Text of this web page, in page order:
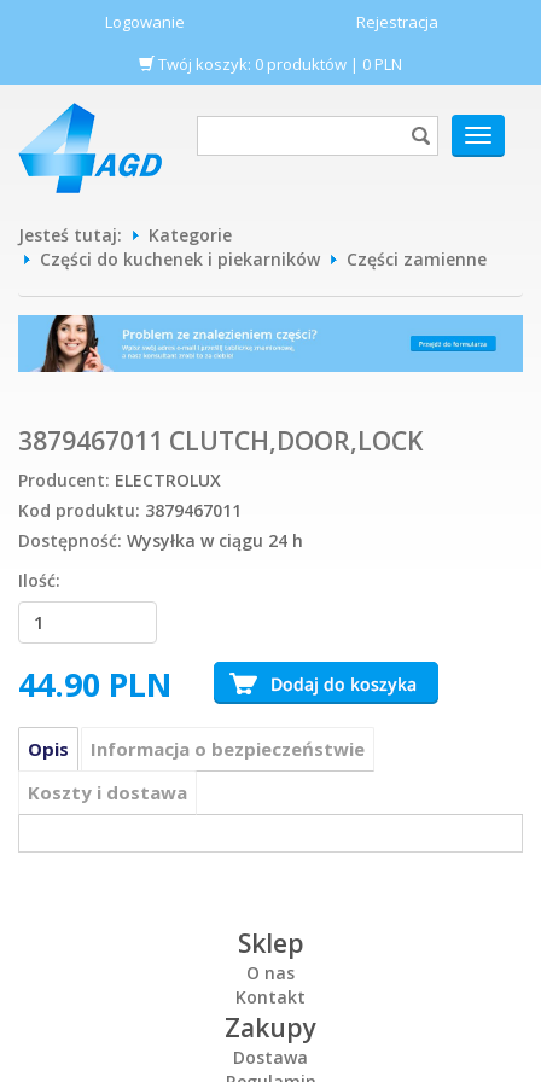
Logowanie
Rejestracja
Twój koszyk: 0 produktów | 0 PLN
POKAŻ
MENU
Jesteś tutaj:
Kategorie
Części do kuchenek i piekarników
Części zamienne
3879467011 CLUTCH,DOOR,LOCK
Producent: ELECTROLUX
Kod produktu: 3879467011
Dostępność: Wysyłka w ciągu 24 h
Ilość:
44.90 PLN
Opis
Informacja o bezpieczeństwie
Koszty i dostawa
Sklep
O nas
Kontakt
Zakupy
Dostawa